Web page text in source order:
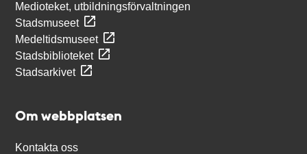
Medioteket, utbildningsförvaltningen
Stadsmuseet
Medeltidsmuseet
Stadsbiblioteket
Stadsarkivet
Om webbplatsen
Kontakta oss